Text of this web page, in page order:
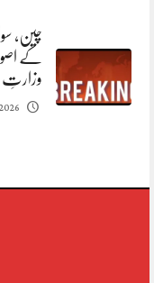
چین،
کے
وزارتِ